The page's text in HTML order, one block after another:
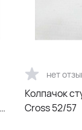
нет
Колпачок
Cross 52/57